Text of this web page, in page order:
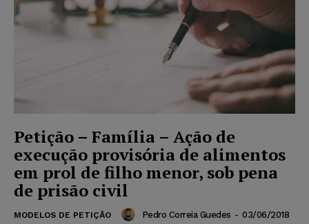
Petição – Família – Ação de
execução provisória de alimentos
em prol de filho menor, sob pena
de prisão civil
MODELOS DE PETIÇÃO Pedro Correia Guedes - 03/06/2018